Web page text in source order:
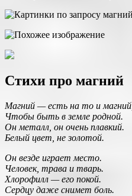
Стихи про магний
Магний — есть на то и магний,
Чтобы быть в земле родной.
Он металл, он очень плавкий.
Белый цвет, не золотой.
Он везде играет место.
Человек, трава и тварь.
Хлорофилл — его покой.
Сердцу даже снимет боль.